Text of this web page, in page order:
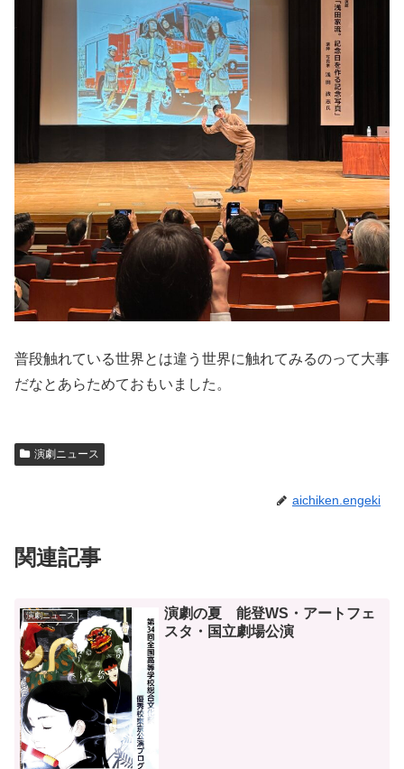
普段触れている世界とは違う世界に触れてみるのって大事
だなとあらためておもいました。
演劇ニュース
aichiken.engeki
関連記事
演劇ニュース
演劇の夏 能登WS・アートフェ
スタ・国立劇場公演